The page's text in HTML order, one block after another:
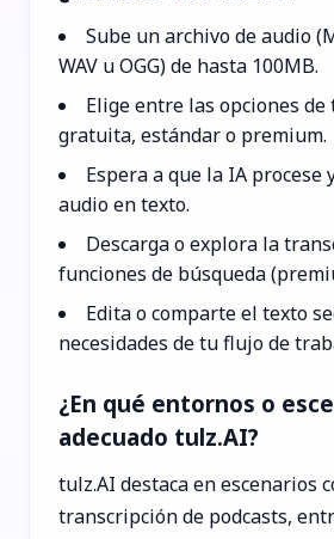
Sube un archivo de audio
WAV u OGG) de hasta 100MB.
Elige entre las opciones
gratuita, estándar o premium.
Espera a que la IA procese
audio en texto.
Descarga o explora la
funciones de búsqueda
Edita o comparte el texto
necesidades de tu flujo de
¿En qué entornos o
adecuado tulz.AI?
tulz.AI destaca en escenarios
transcripción de podcasts,